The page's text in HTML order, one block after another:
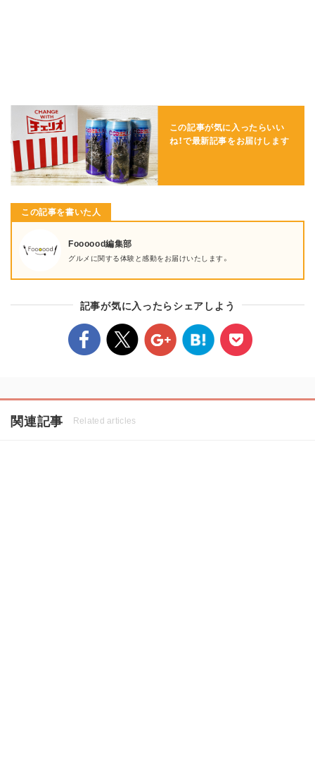
この記事が気に入ったらいい
ね！で最新記事をお届けします
この記事を書いた人
Foooood編集部
グルメに関する体験と感動をお届けいたします。
記事が気に入ったらシェアしよう
関連記事 Related articles